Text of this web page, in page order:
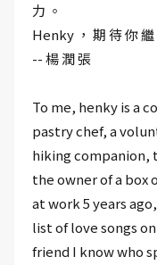
力 。
Henky ， 期 待 你 繼
-- 楊 潤 張
To me, henky is a
pastry chef, a
hiking companion,
the owner of a
at work 5 years
list of love songs
friend I know who